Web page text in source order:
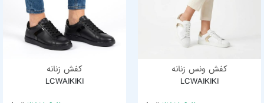
کفش ونس زنانه
LCWAIKIKI
کفش زنانه
LCWAIKIKI